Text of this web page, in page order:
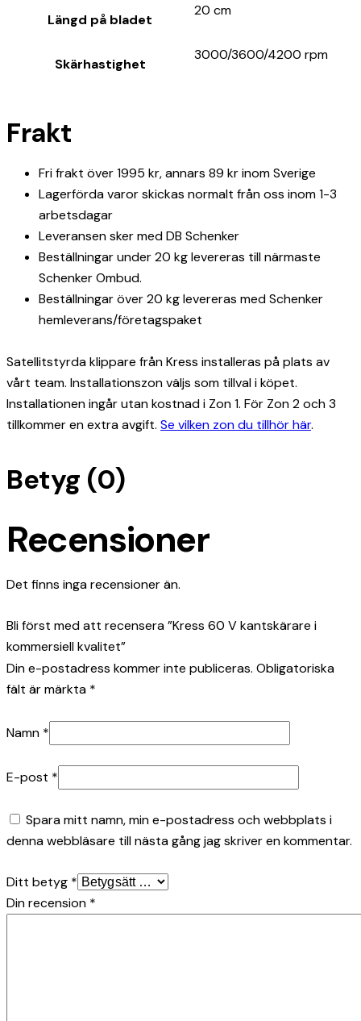
Längd på bladet
20 cm
Skärhastighet
3000/3600/4200 rpm
Frakt
Fri frakt över 1995 kr, annars 89 kr inom Sverige
Lagerförda varor skickas normalt från oss inom 1-3
arbetsdagar
Leveransen sker med DB Schenker
Beställningar under 20 kg levereras till närmaste
Schenker Ombud.
Beställningar över 20 kg levereras med Schenker
hemleverans/företagspaket
Satellitstyrda klippare från Kress installeras på plats av
vårt team. Installationszon väljs som tillval i köpet.
Installationen ingår utan kostnad i Zon 1. För Zon 2 och 3
tillkommer en extra avgift. Se vilken zon du tillhör här.
Betyg (0)
Recensioner
Det finns inga recensioner än.
Bli först med att recensera ”Kress 60 V kantskärare i
kommersiell kvalitet”
Din e-postadress kommer inte publiceras. Obligatoriska
fält är märkta *
Namn *
E-post *
Spara mitt namn, min e-postadress och webbplats i
denna webbläsare till nästa gång jag skriver en kommentar.
Ditt betyg *
Din recension *